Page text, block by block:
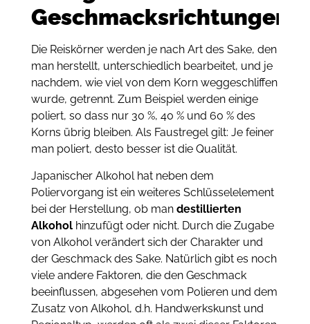
Geschmacksrichtungen
Die Reiskörner werden je nach Art des Sake, den
man herstellt, unterschiedlich bearbeitet, und je
nachdem, wie viel von dem Korn weggeschliffen
wurde, getrennt. Zum Beispiel werden einige
poliert, so dass nur 30 %, 40 % und 60 % des
Korns übrig bleiben. Als Faustregel gilt: Je feiner
man poliert, desto besser ist die Qualität.
Japanischer Alkohol hat neben dem
Poliervorgang ist ein weiteres Schlüsselelement
bei der Herstellung, ob man destillierten
Alkoholhinzufügt oder nicht. Durch die Zugabe
von Alkohol verändert sich der Charakter und
der Geschmack des Sake. Natürlich gibt es noch
viele andere Faktoren, die den Geschmack
beeinflussen, abgesehen vom Polieren und dem
Zusatz von Alkohol, d.h. Handwerkskunst und